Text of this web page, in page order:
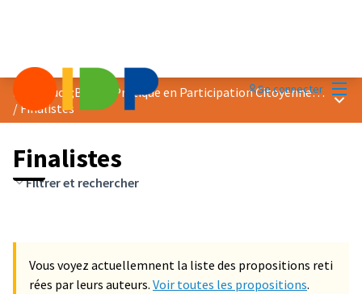
Se connecter
Prix &quot;Bonne Pratique en Participation Citoyenne&quot; 2024
/Finalistes
Finalistes
Filtrer et rechercher
Vous voyez actuellemnent la liste des propositions reti
rées par leurs auteurs. Voir toutes les propositions.